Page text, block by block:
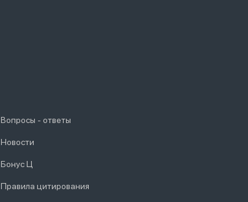
Вопросы - ответы
Новости
Бонус Ц
Правила цитирования